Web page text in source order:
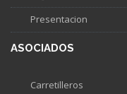
Presentacion
ASOCIADOS
Carretilleros